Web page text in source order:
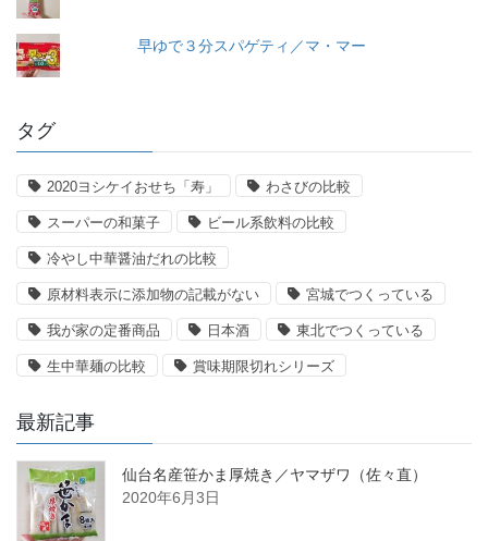
早ゆで３分スパゲティ／マ・マー
タグ
2020ヨシケイおせち「寿」 わさびの比較
スーパーの和菓子 ビール系飲料の比較
冷やし中華醤油だれの比較
原材料表示に添加物の記載がない 宮城でつくっている
我が家の定番商品 日本酒 東北でつくっている
生中華麺の比較 賞味期限切れシリーズ
最新記事
仙台名産笹かま厚焼き／ヤマザワ（佐々直）
2020年6月3日